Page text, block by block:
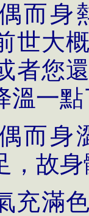
而身
世大
者您
溫一
而身
，故
充滿